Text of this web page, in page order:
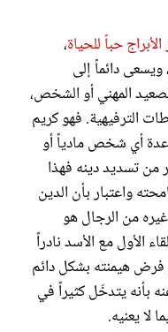
الأبراج حباً للحياة،
ويسعى دائماً إلى
المهني أو الشخص،
الترفيهية. فهو كريم
أي شخص مادياً أو
من تسديد دينه فهذا
واعتبار بأن الدين
من الرجال هو
الأول مع الأسد نادراً
فرض هيمنته بشكل دائم
بأنه يتدخّل كثيراً في
لا يعنيه.